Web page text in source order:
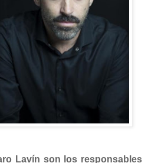
Lavín son los responsables